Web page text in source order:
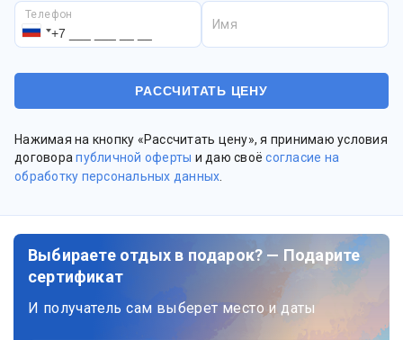
Телефон
Имя
Нажимая на кнопку «Рассчитать цену», я принимаю условия
договорапубличной оферты и даю своёсогласие на
обработку персональных данных
Выбираете отдых в подарок? — Подарите
сертификат
И получатель сам выберет место и даты